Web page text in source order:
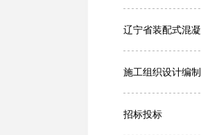
辽宁省装配式混
施工组织设计编制
招标投标